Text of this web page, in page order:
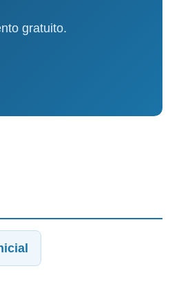
gratuito.